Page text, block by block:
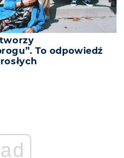
To odpowiedź
ad